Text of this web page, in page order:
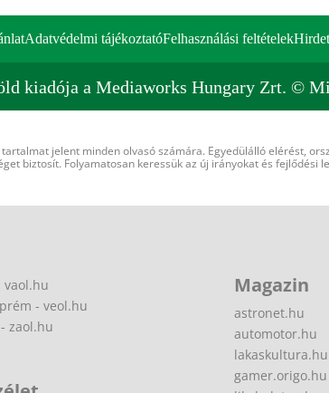
Adatvédelmi tájékoztatóFelhasználási feltételek
kiadója a Mediaworks Hungary Zrt. ©
jelent minden olvasó számára. Egyedülálló elérést,
biztosít. Folyamatosan keressük az új irányokat és fejlődési
vaol.hu
- veol.hu
zaol.hu
Magazin
astronet.hu
automotor.hu
lakaskultura.hu
gamer.origo.hu